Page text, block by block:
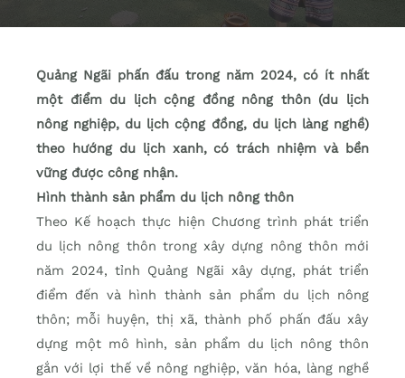
Quảng Ngãi phấn đấu trong năm 2024, có ít nhất
một điểm du lịch cộng đồng nông thôn (du lịch
nông nghiệp, du lịch cộng đồng, du lịch làng nghề)
theo hướng du lịch xanh, có trách nhiệm và bền
vững được công nhận.
Hình thành sản phẩm du lịch nông thôn
Theo Kế hoạch thực hiện Chương trình phát triển
du lịch nông thôn trong xây dựng nông thôn mới
năm 2024, tỉnh Quảng Ngãi xây dựng, phát triển
điểm đến và hình thành sản phẩm du lịch nông
thôn; mỗi huyện, thị xã, thành phố phấn đấu xây
dựng một mô hình, sản phẩm du lịch nông thôn
gắn với lợi thế về nông nghiệp, văn hóa, làng nghề